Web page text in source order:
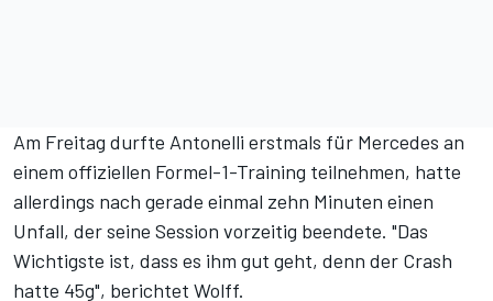
Am Freitag durfte Antonelli erstmals für Mercedes an
einem offiziellen Formel-1-Training teilnehmen, hatte
allerdings nach gerade einmal zehn Minuten einen
Unfall, der seine Session vorzeitig beendete. "Das
Wichtigste ist, dass es ihm gut geht, denn der Crash
hatte 45g", berichtet Wolff.